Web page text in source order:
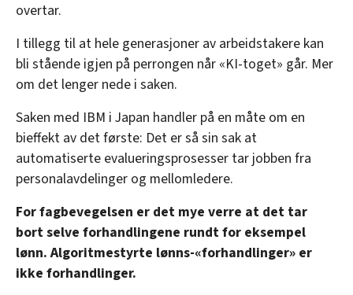
overtar.
I tillegg til at hele generasjoner av arbeidstakere kan
bli stående igjen på perrongen når «KI-toget» går. Mer
om det lenger nede i saken.
Saken med IBM i Japan handler på en måte om en
bieffekt av det første: Det er så sin sak at
automatiserte evalueringsprosesser tar jobben fra
personalavdelinger og mellomledere.
For fagbevegelsen er det mye verre at det tar
bort selve forhandlingene rundt for eksempel
lønn. Algoritmestyrte lønns-«forhandlinger» er
ikke forhandlinger.